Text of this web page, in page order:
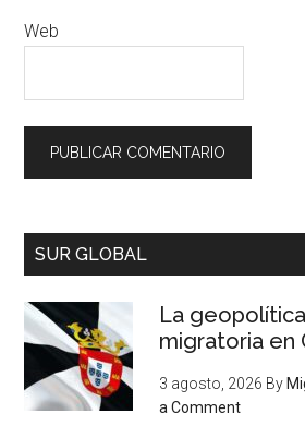
Web
SUR GLOBAL
La
migratoria en
3 agosto, 2026 By
a Comment